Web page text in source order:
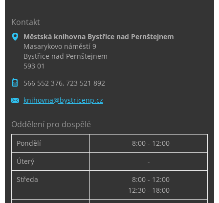
Kontakt
Městská knihovna Bystřice nad Pernštejnem
Masarykovo náměstí 9
Bystřice nad Pernštejnem
593 01
566 552 376, 723 521 892
knihovna@bystricenp.cz
Oddělení pro dospělé
Pondělí
8:00 - 12:00
Úterý
-
Středa
8:00 - 12:00
12:30 - 18:00